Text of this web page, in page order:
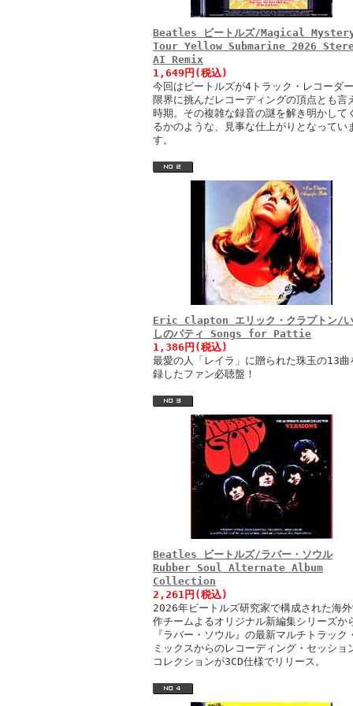
Beatles ビートルズ/Magical
Tour Yellow Submarine 2026
AI Remix
1,649円(税込)
今回はビートルズが4トラック・レコーダ
限界に挑んだレコーディングの頂点とも言
時期。その複雑な録音の謎を解き明かして
るかのような、見事な仕上がりとなってい
す。
Eric Clapton エリック・クラプトン/い
しのパティ Songs for Pattie
1,386円(税込)
最愛の人「レイラ」に贈られた珠玉の13曲
録したファン必聴盤！
Beatles ビートルズ/ラバー・ソウル
Rubber Soul Alternate Album
Collection
2,261円(税込)
2026年ビートルズ研究家で構成された海外
作チームよるオリジナル新編集シリーズか
『ラバー・ソウル』の最新マルチトラック
ミックスからのレコーディング・セッショ
コレクションが3CD仕様でリリース。